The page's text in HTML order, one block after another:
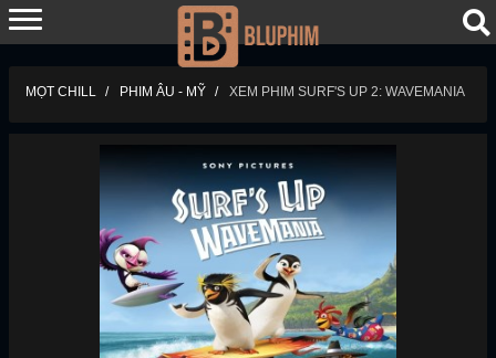
MỌT CHILL PHIM ÂU - MỸ XEM PHIM SURF'S UP 2: WAVEMANIA